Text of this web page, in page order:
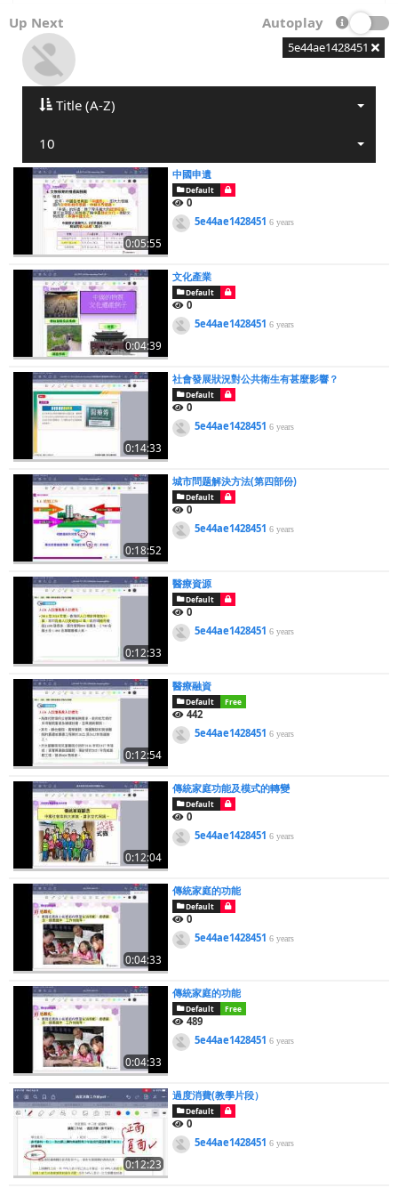
Up Next Autoplay
5e44ae1428451
Title (A-Z)
10
0:05:55
中國申遺
Default
0
5e44ae14284516 years
0:04:39
文化產業
Default
0
5e44ae14284516 years
0:14:33
社會發展狀況對公共衛生有甚麼影響？
Default
0
5e44ae14284516 years
0:18:52
城市問题解決方法(第四部份)
Default
0
5e44ae14284516 years
0:12:33
醫療資源
Default
0
5e44ae14284516 years
0:12:54
醫療融資
Default Free
442
5e44ae14284516 years
0:12:04
傳統家庭功能及模式的轉變
Default
0
5e44ae14284516 years
0:04:33
傳統家庭的功能
Default
0
5e44ae14284516 years
0:04:33
傳統家庭的功能
Default Free
489
5e44ae14284516 years
0:12:23
過度消費(教學片段）
Default
0
5e44ae14284516 years